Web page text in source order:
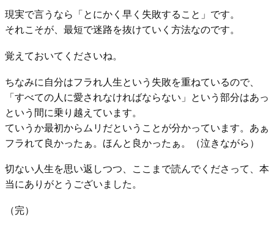
現実で言うなら「とにかく早く失敗すること」です。
それこそが、最短で迷路を抜けていく方法なのです。
覚えておいてくださいね。
ちなみに自分はフラれ人生という失敗を重ねているので、
「すべての人に愛されなければならない」という部分はあっ
という間に乗り越えています。
ていうか最初からムリだということが分かっています。あぁ
フラれて良かったぁ。ほんと良かったぁ。（泣きながら）
切ない人生を思い返しつつ、ここまで読んでくださって、本
当にありがとうございました。
（完）